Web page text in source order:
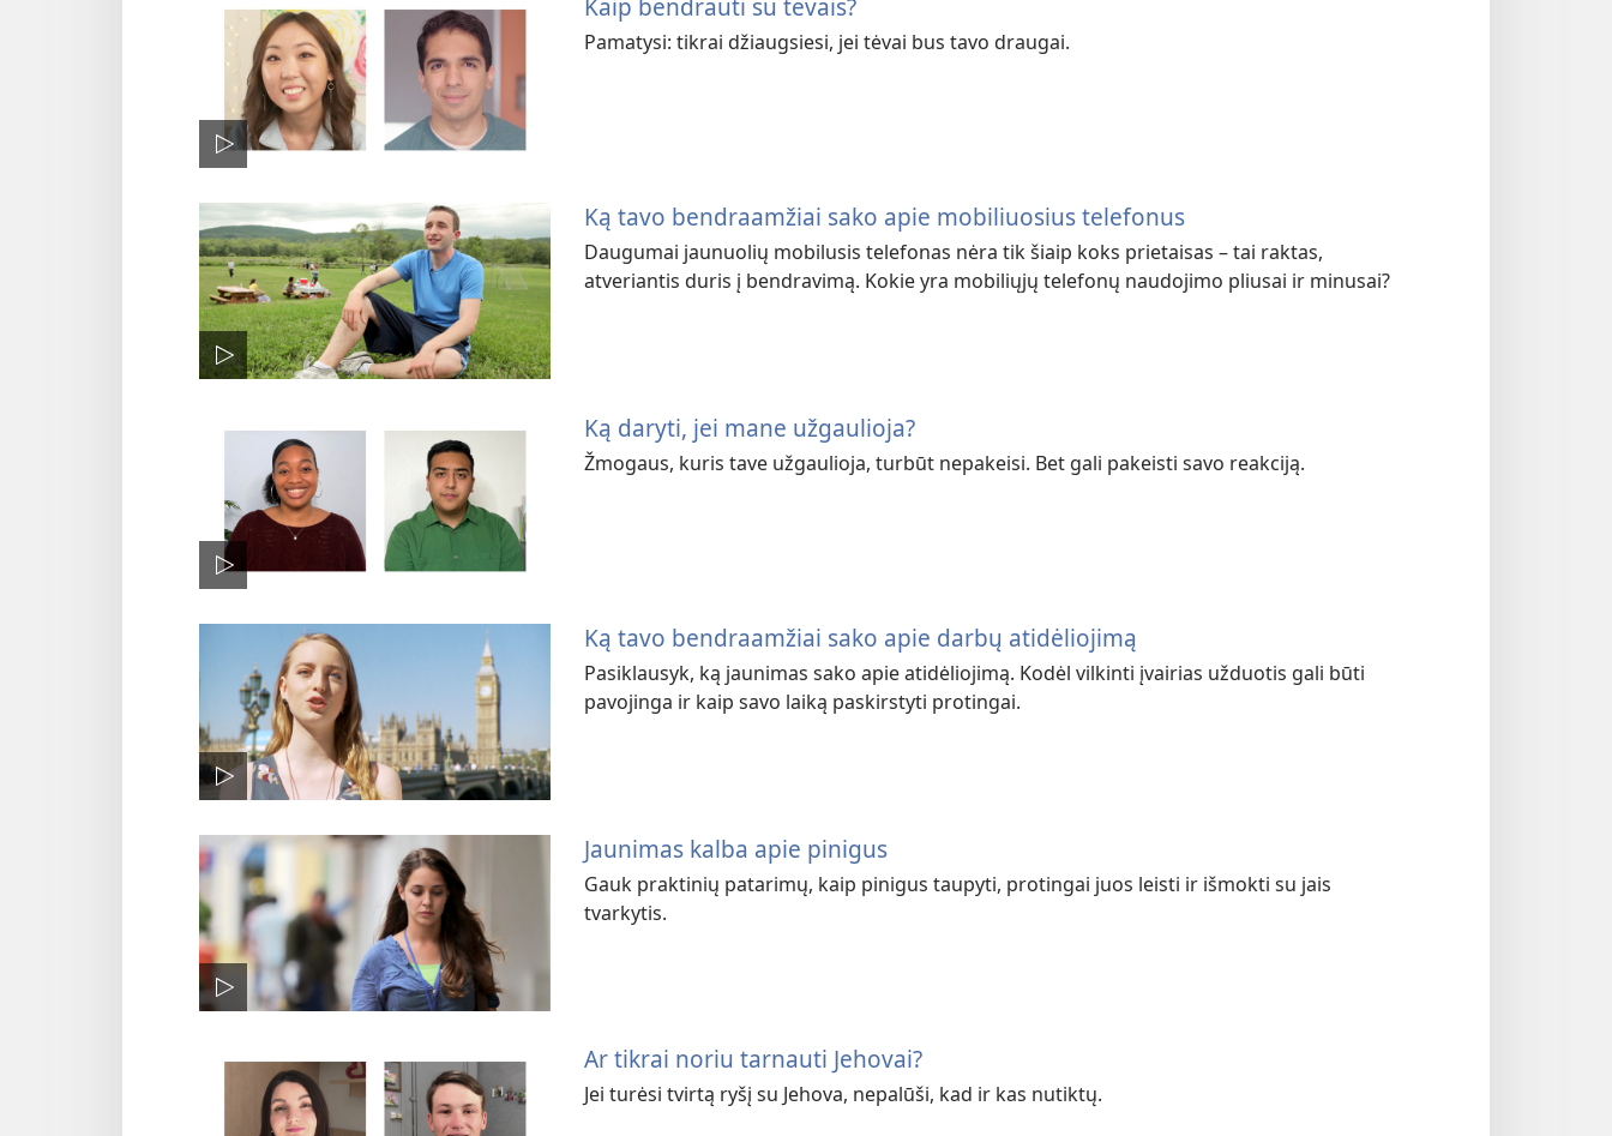
Pamatysi: tikrai džiaugsiesi, jei tėvai bus tavo draugai.
Ką tavo bendraamžiai sako apie mobiliuosius telefonus
Daugumai jaunuolių mobilusis telefonas nėra tik šiaip koks prietaisas – tai raktas,
atveriantis duris į bendravimą. Kokie yra mobiliųjų telefonų naudojimo pliusai ir minusai?
Ką daryti, jei mane užgaulioja?
Žmogaus, kuris tave užgaulioja, turbūt nepakeisi. Bet gali pakeisti savo reakciją.
Ką tavo bendraamžiai sako apie darbų atidėliojimą
Pasiklausyk, ką jaunimas sako apie atidėliojimą. Kodėl vilkinti įvairias užduotis gali būti
pavojinga ir kaip savo laiką paskirstyti protingai.
Jaunimas kalba apie pinigus
Gauk praktinių patarimų, kaip pinigus taupyti, protingai juos leisti ir išmokti su jais
tvarkytis.
Ar tikrai noriu tarnauti Jehovai?
Jei turėsi tvirtą ryšį su Jehova, nepalūši, kad ir kas nutiktų.